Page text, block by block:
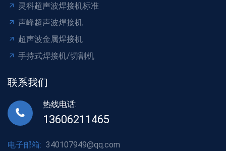
灵科超声波焊接机标准
声峰超声波焊接机
超声波金属焊接机
手持式焊接机/切割机
联系我们
热线电话:
13606211465
电子邮箱: 340107949@qq.com